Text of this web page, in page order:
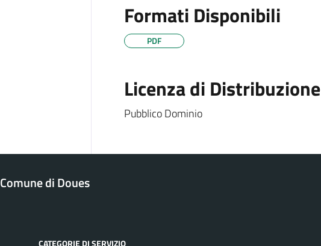
Formati Disponibili
PDF
Licenza di Distribuzione
Pubblico Dominio
Comune di Doues